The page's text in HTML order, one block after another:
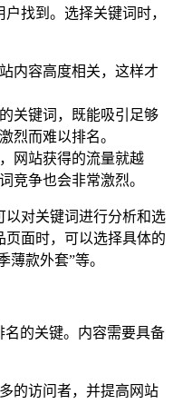
找到。选择关键词时，
内容高度相关，这样才
关键词，既能吸引足够
烈而难以排名。
网站获得的流量就越
竞争也会非常激烈。
以对关键词进行分析和选
面时，可以选择具体的
薄款外套”等。
名的关键。内容需要具备
的访问者，并提高网站